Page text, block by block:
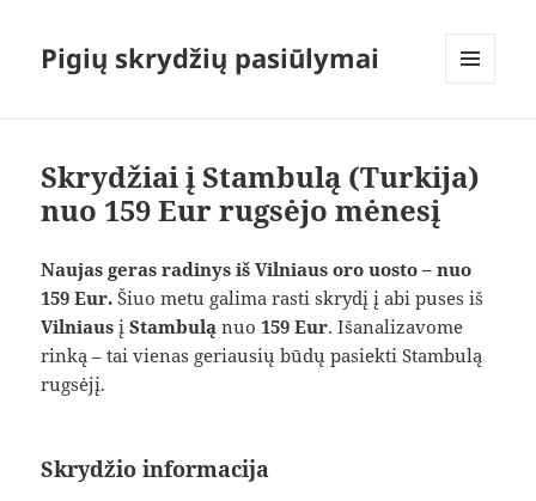
Pigių skrydžių pasiūlymai
Skrydžiai į Stambulą (Turkija)
nuo 159 Eur rugsėjo mėnesį
Naujas geras radinys iš Vilniaus oro uosto – nuo
159 Eur. Šiuo metu galima rasti skrydį į abi puses iš
Vilniaus įStambulą nuo159 Eur. Išanalizavome
rinką – tai vienas geriausių būdų pasiekti Stambulą
rugsėjį.
Skrydžio informacija